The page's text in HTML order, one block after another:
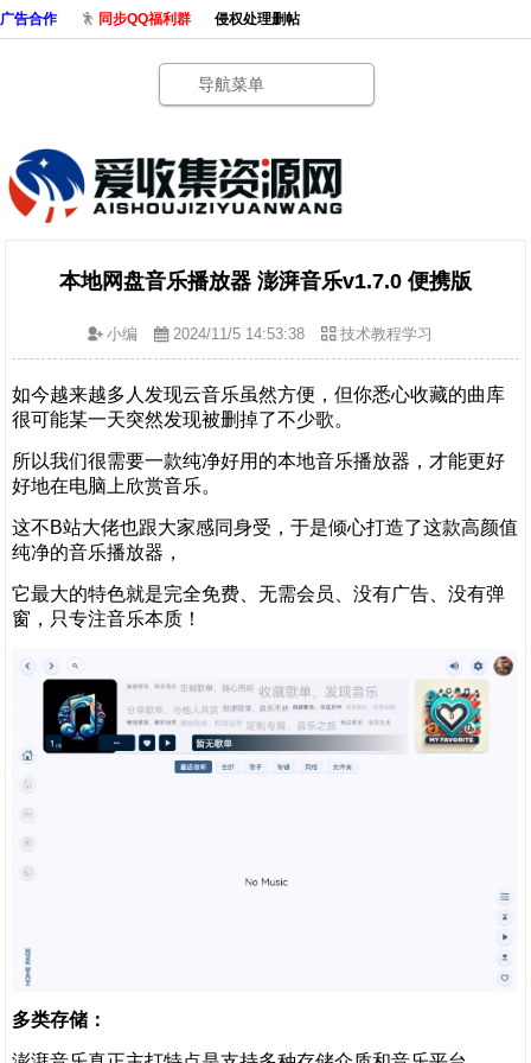
广告合作 同步QQ福利群 侵权处理删帖
导航菜单
本地网盘音乐播放器 澎湃音乐v1.7.0 便携版
小编 2024/11/5 14:53:38 技术教程学习
如今越来越多人发现云音乐虽然方便，但你悉心收藏的曲库
很可能某一天突然发现被删掉了不少歌。
所以我们很需要一款纯净好用的本地音乐播放器，才能更好
好地在电脑上欣赏音乐。
这不B站大佬也跟大家感同身受，于是倾心打造了这款高颜值
纯净的音乐播放器，
它最大的特色就是完全免费、无需会员、没有广告、没有弹
窗，只专注音乐本质！
多类存储：